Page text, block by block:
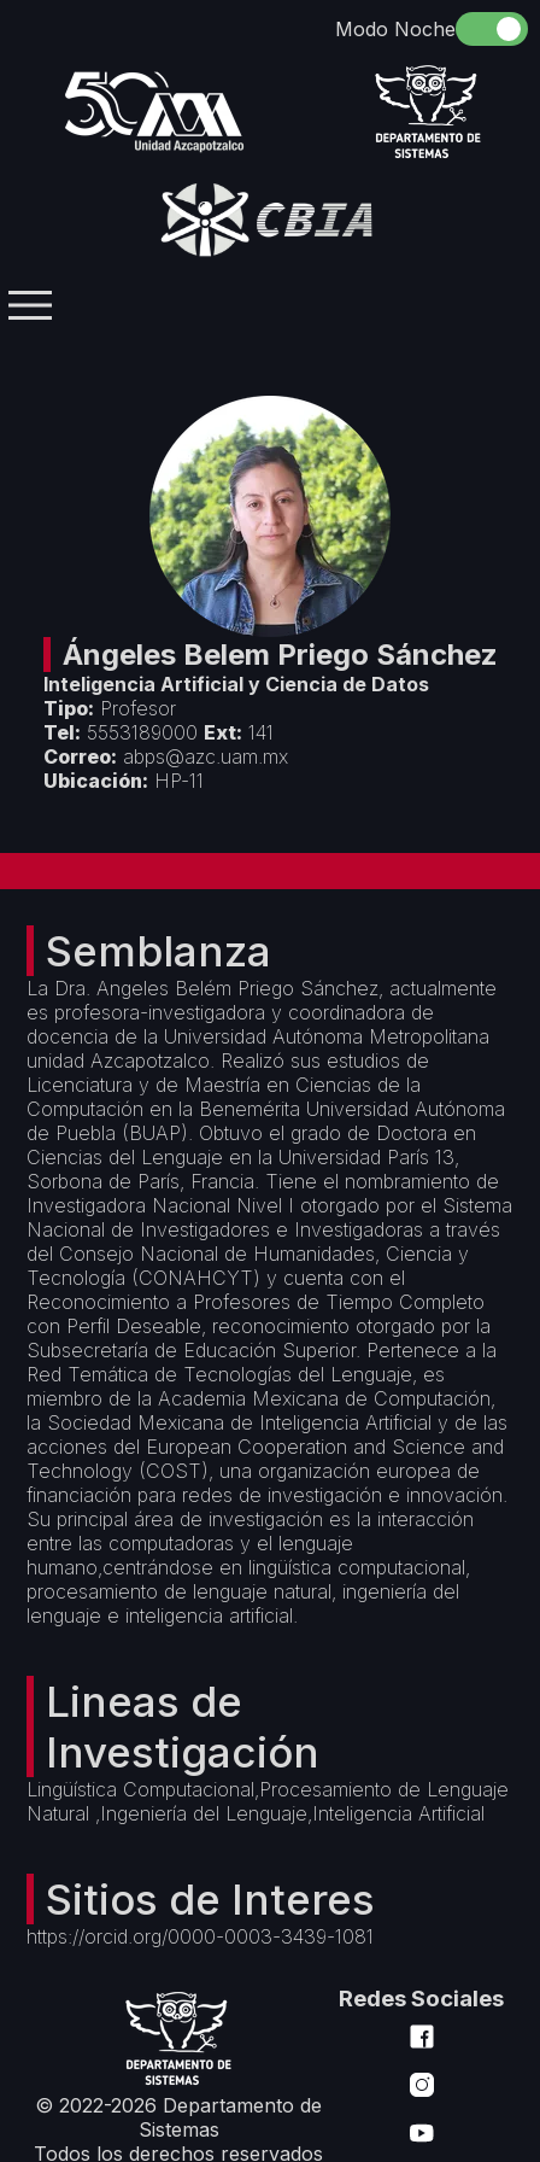
Identidad
Directorio
Contacto
Créditos
Objetivos y Estrategias
Licenciaturas / Posgrados
Grupos Temáticos
Espacios de Docencia
Investigación
Áreas Académicas
Espacios de Investigación
Seminarios y Congresos
Premios y Reconocimientos
Cursos de Actualización
Vinculación
Convenios con Empresas
Colaboración con Universidades
Proyectos Financiados
Servicios
Formatos Departamentales
Ángeles Belem Priego Sánchez
Inteligencia Artificial y Ciencia de Datos
Tipo: Profesor
Tel: 5553189000 Ext: 141
Correo: abps@azc.uam.mx
Ubicación: HP-11
Semblanza
La Dra. Angeles Belém Priego Sánchez, actualmente
es profesora-investigadora y coordinadora de
docencia de la Universidad Autónoma Metropolitana
unidad Azcapotzalco. Realizó sus estudios de
Licenciatura y de Maestría en Ciencias de la
Computación en la Benemérita Universidad Autónoma
de Puebla (BUAP). Obtuvo el grado de Doctora en
Ciencias del Lenguaje en la Universidad París 13,
Sorbona de París, Francia. Tiene el nombramiento de
Investigadora Nacional Nivel I otorgado por el Sistema
Nacional de Investigadores e Investigadoras a través
del Consejo Nacional de Humanidades, Ciencia y
Tecnología (CONAHCYT) y cuenta con el
Reconocimiento a Profesores de Tiempo Completo
con Perfil Deseable, reconocimiento otorgado por la
Subsecretaría de Educación Superior. Pertenece a la
Red Temática de Tecnologías del Lenguaje, es
miembro de la Academia Mexicana de Computación,
la Sociedad Mexicana de Inteligencia Artificial y de las
acciones del European Cooperation and Science and
Technology (COST), una organización europea de
financiación para redes de investigación e innovación.
Su principal área de investigación es la interacción
entre las computadoras y el lenguaje
humano,centrándose en lingüística computacional,
procesamiento de lenguaje natural, ingeniería del
lenguaje e inteligencia artificial.
Lineas de
Investigación
Lingüística Computacional,Procesamiento de Lenguaje
Natural ,Ingeniería del Lenguaje,Inteligencia Artificial
Sitios de Interes
https://orcid.org/0000-0003-3439-1081
© 2022-2026 Departamento de
Sistemas
Todos los derechos reservados
Redes Sociales